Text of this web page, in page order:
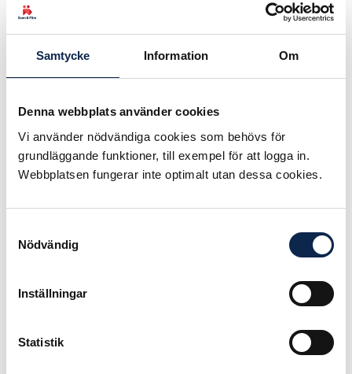
Samtycke Information Om
Denna webbplats använder cookies
Vi använder nödvändiga cookies som behövs för
grundläggande funktioner, till exempel för att logga in.
Webbplatsen fungerar inte optimalt utan dessa cookies.
Nödvändig
Inställningar
Statistik
Hanteringen av ansökningarna har
väckt starka reaktioner inom den fria
scenkonsten.
– Det nya ansökningssystemet
har en löpande verksamhet över
åren och som dessutom har en lokal
med hyra att betala. Det måste
finnas en rimlig möjlighet att planera
system ska bygga på konstnärlig
långsiktighet, säger Anna Carlson,
Från kulturnämnden närvarar